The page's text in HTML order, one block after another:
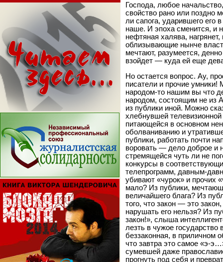
Господа, любое
свойство рано или поздно
ли сапога, ударившего его
наше. И эпоха сменится, и
нефтяная халява,
облизывающие нынче
мечтают, разумеется,
взойдет — куда ей еще
Но остается вопрос. Ау,
писатели и прочие умники!
народом-то нашим вы что
народом, состоящим не из
из публики иной. Можно
хлебнувшей
питающейся в основном
оболваниванию и
публики, работать почти
воровать — дело доброе и
стремящейся чуть ли не
конкурсы в
телепрограмм, давным-
убивают «чурок» и прочих
мало? Из публики,
величайшего блага? Из
того, что закон — это
нарушать его нельзя? Из
закон!», слыша
лезть в чужое
беззаконная, в приличном
что завтра это самое «э-
сумевшей даже
прогнуть под себя и